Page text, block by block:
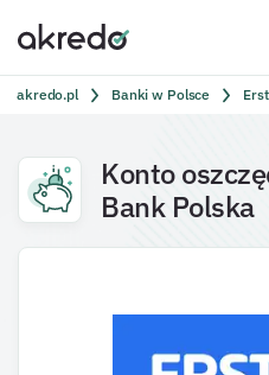
akredo.pl Banki w Polsce
Konto
Bank Polska